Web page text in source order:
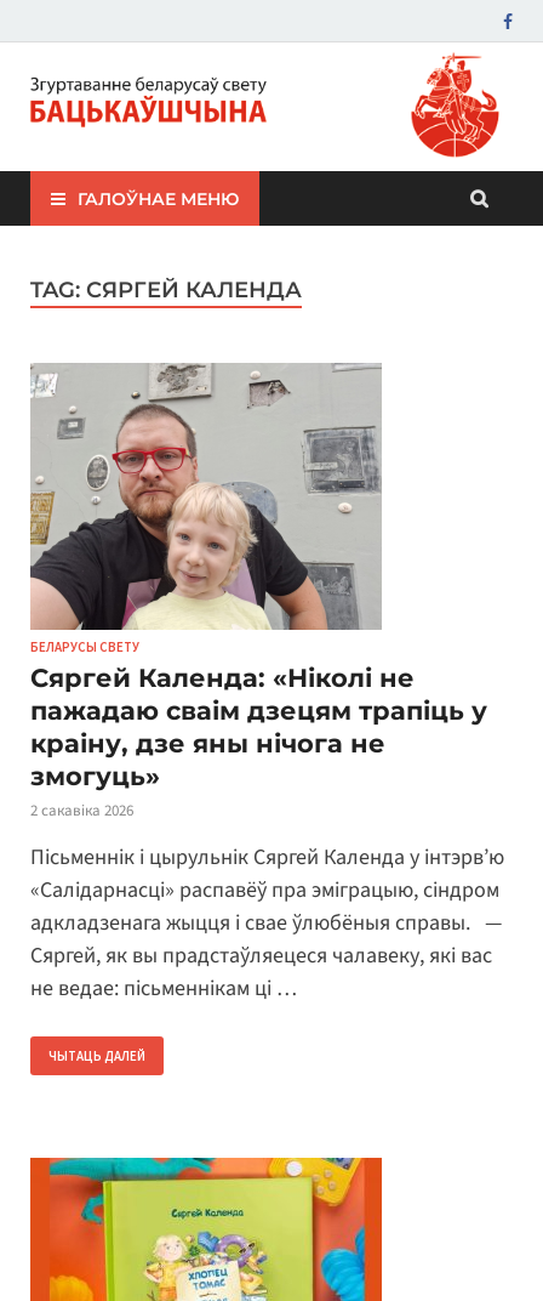
ЗБС "Бацькаўшчына"
ГАЛОЎНАЕ МЕНЮ
TAG: СЯРГЕЙ КАЛЕНДА
БЕЛАРУСЫ СВЕТУ
Сяргей Календа: «Ніколі не
пажадаю сваім дзецям трапіць у
краіну, дзе яны нічога не
змогуць»
2 сакавіка 2026
Пісьменнік і цырульнік Сяргей Календа у інтэрв’ю
«Салідарнасці» распавёў пра эміграцыю, сіндром
адкладзенага жыцця і свае ўлюбёныя справы. —
Сяргей, як вы прадстаўляецеся чалавеку, які вас
не ведае: пісьменнікам ці …
ЧЫТАЦЬ ДАЛЕЙ